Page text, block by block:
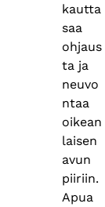
kautta
saa
ohjaus
ta ja
neuvo
ntaa
oikean
laisen
avun
piiriin.
Apua